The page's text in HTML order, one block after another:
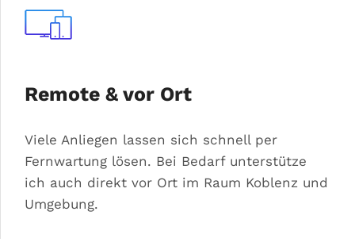
Remote & vor Ort
Viele Anliegen lassen sich schnell per
Fernwartung lösen. Bei Bedarf unterstütze
ich auch direkt vor Ort im Raum Koblenz und
Umgebung.